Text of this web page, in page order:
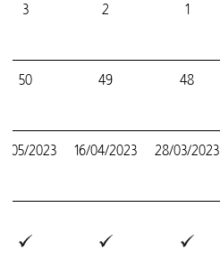
1
2
3
48
49
50
28/03/2023
16/04/2023
05/2023